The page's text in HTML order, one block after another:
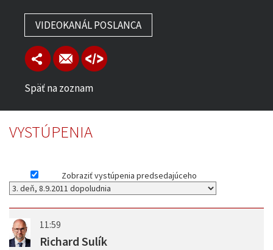
VIDEOKANÁL POSLANCA
Späť na zoznam
VYSTÚPENIA
Zobraziť vystúpenia predsedajúceho
11:59
Richard Sulík